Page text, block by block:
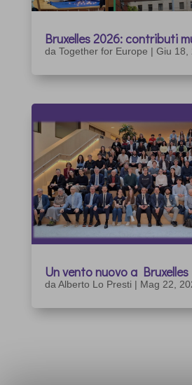
Bruxelles 2026: contributi
da Together for Europe | Giu 18,
Un vento nuovo a Bruxelles
daAlberto Lo Presti | Mag 22,